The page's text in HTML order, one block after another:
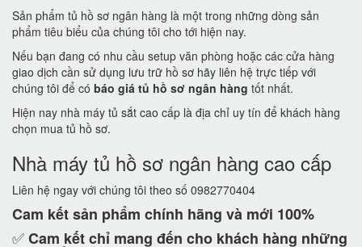
Sản phẩm tủ hồ sơ ngân hàng là một trong những dòng sản
phẩm tiêu biểu của chúng tôi cho tới hiện nay.
Nếu bạn đang có nhu cầu setup văn phòng hoặc các cửa hàng
giao dịch cần sử dụng lưu trữ hồ sơ hãy liên hệ trực tiếp với
chúng tôi để có báo giá tủ hồ sơ ngân hàng tốt nhất.
Hiện nay nhà máy tủ sắt cao cấp là địa chỉ uy tín để khách hàng
chọn mua tủ hồ sơ.
Nhà máy tủ hồ sơ ngân hàng cao cấp
Liên hệ ngay với chúng tôi theo số 0982770404
Cam kếtsản phẩm chính hãng và mới 100%
✅Cam kếtchỉ mang đến cho khách hàng những